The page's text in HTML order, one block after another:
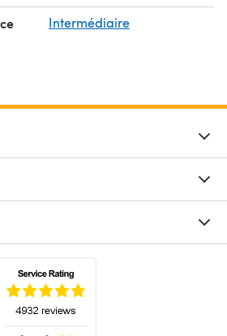
Intermédiaire